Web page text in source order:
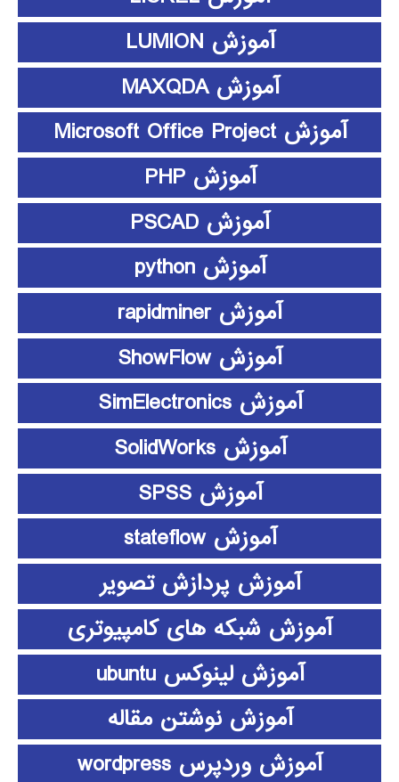
آموزش LUMION
آموزش MAXQDA
آموزش Microsoft Office Project
آموزش PHP
آموزش PSCAD
آموزش python
آموزش rapidminer
آموزش ShowFlow
آموزش SimElectronics
آموزش SolidWorks
آموزش SPSS
آموزش stateflow
آموزش پردازش تصویر
آموزش شبکه های کامپیوتری
آموزش لینوکس ubuntu
آموزش نوشتن مقاله
آموزش وردپرس wordpress